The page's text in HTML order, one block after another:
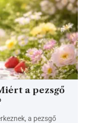
a pezsgő
a pezsgő